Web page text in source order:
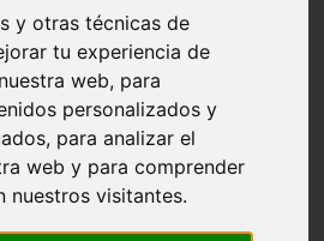
y otras técnicas de
tu experiencia de
web, para
personalizados y
para analizar el
web y para comprender
nuestros visitantes.
sos
iguña
lillet